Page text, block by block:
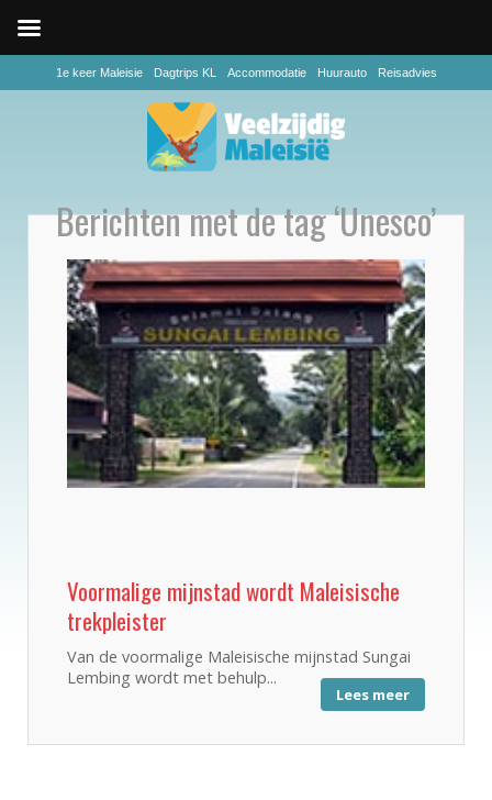
1e keer Maleisie Dagtrips KL Accommodatie Huurauto Reisadvies
Berichten met de tag ‘Unesco’
Voormalige mijnstad wordt Maleisische
trekpleister
Van de voormalige Maleisische mijnstad Sungai
Lembing wordt met behulp...
Lees meer